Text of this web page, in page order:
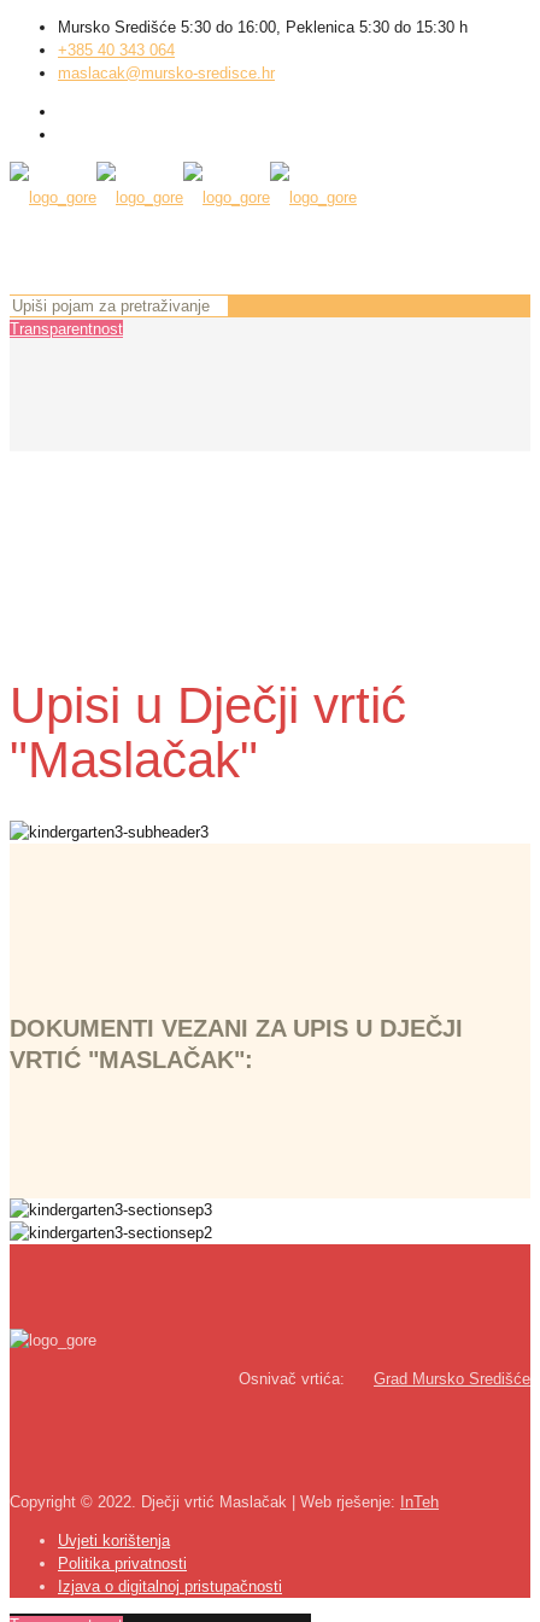
Mursko Središće 5:30 do 16:00, Peklenica 5:30 do 15:30 h
+385 40 343 064
maslacak@mursko-sredisce.hr
Transparentnost
Upisi u Dječji vrtić
"Maslačak"
DOKUMENTI VEZANI ZA UPIS U DJEČJI
VRTIĆ "MASLAČAK":
Osnivač vrtića: Grad Mursko Središće
Copyright © 2022. Dječji vrtić Maslačak | Web rješenje: InTeh
Uvjeti korištenja
Politika privatnosti
Izjava o digitalnoj pristupačnosti